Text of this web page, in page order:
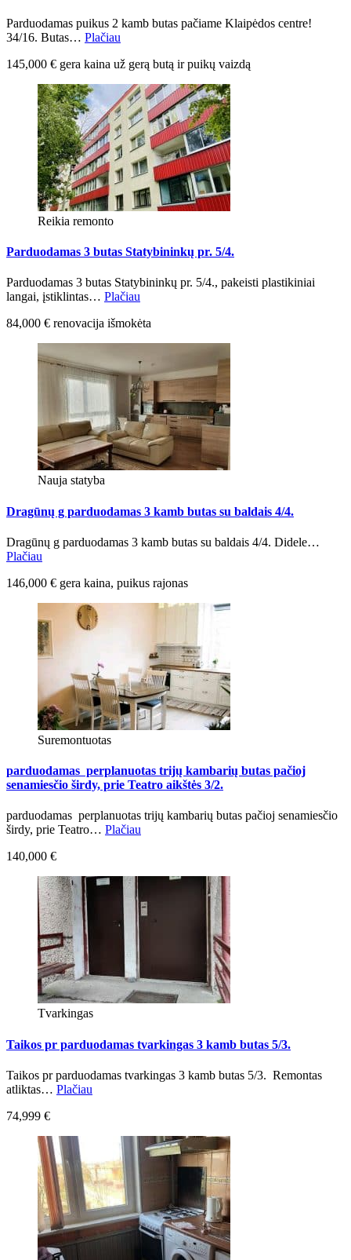
Parduodamas puikus 2 kamb butas pačiame Klaipėdos centre!
34/16. Butas… Plačiau
145,000 € gera kaina už gerą butą ir puikų vaizdą
Reikia remonto
Parduodamas 3 butas Statybininkų pr. 5/4.
Parduodamas 3 butas Statybininkų pr. 5/4., pakeisti plastikiniai
langai, įstiklintas… Plačiau
84,000 € renovacija išmokėta
Nauja statyba
Dragūnų g parduodamas 3 kamb butas su baldais 4/4.
Dragūnų g parduodamas 3 kamb butas su baldais 4/4. Didele…
Plačiau
146,000 € gera kaina, puikus rajonas
Suremontuotas
parduodamas perplanuotas trijų kambarių butas pačioj
senamiesčio širdy, prie Teatro aikštės 3/2.
parduodamas perplanuotas trijų kambarių butas pačioj senamiesčio
širdy, prie Teatro… Plačiau
140,000 €
Tvarkingas
Taikos pr parduodamas tvarkingas 3 kamb butas 5/3.
Taikos pr parduodamas tvarkingas 3 kamb butas 5/3. Remontas
atliktas… Plačiau
74,999 €